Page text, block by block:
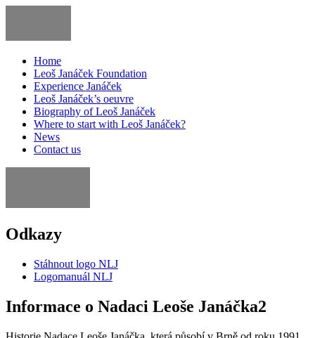
Home
Leoš Janáček Foundation
Experience Janáček
Leoš Janáček’s oeuvre
Biography of Leoš Janáček
Where to start with Leoš Janáček?
News
Contact us
Odkazy
Stáhnout logo NLJ
Logomanuál NLJ
Informace o Nadaci Leoše Janáčka2